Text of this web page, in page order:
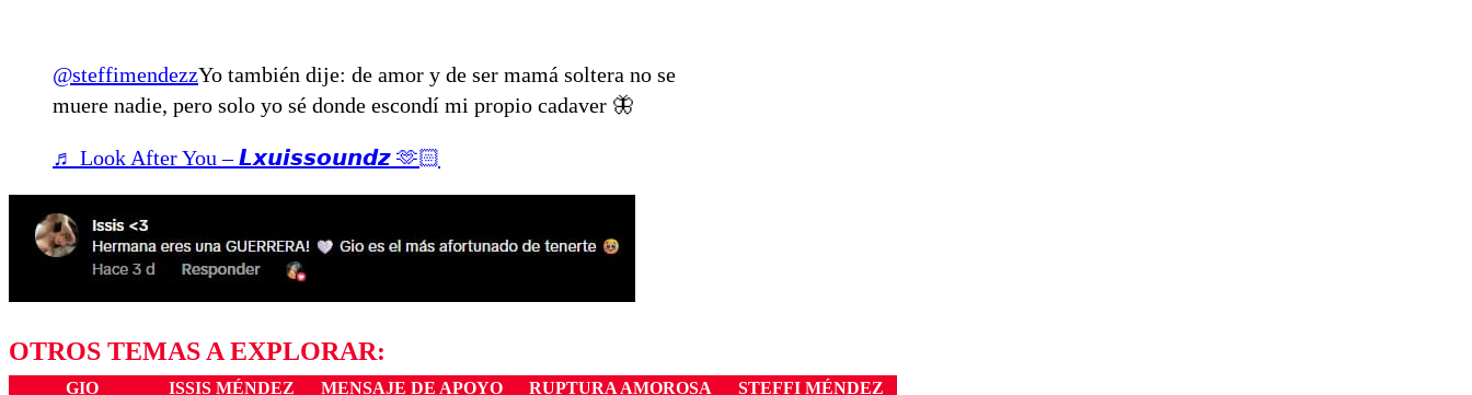
@steffimendezzYo también dije: de amor y de ser mamá soltera no se
muere nadie, pero solo yo sé donde escondí mi propio cadaver 🦋
♬ Look After You – 𝙇𝙭𝙪𝙞𝙨𝙨𝙤𝙪𝙣𝙙𝙯 🫶🏻
OTROS TEMAS A EXPLORAR:
GIO ISSIS MÉNDEZ MENSAJE DE APOYO RUPTURA AMOROSA STEFFI MÉNDEZ